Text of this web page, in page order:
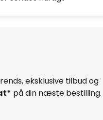
eksklusive tilbud og
på din næste bestilling.